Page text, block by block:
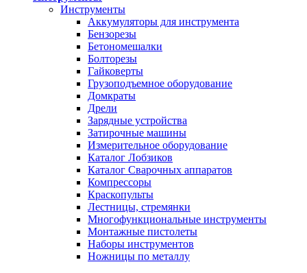
Инструменты
Аккумуляторы для инструмента
Бензорезы
Бетономешалки
Болторезы
Гайковерты
Грузоподъемное оборудование
Домкраты
Дрели
Зарядные устройства
Затирочные машины
Измерительное оборудование
Каталог Лобзиков
Каталог Сварочных аппаратов
Компрессоры
Краскопульты
Лестницы, стремянки
Многофункциональные инструменты
Монтажные пистолеты
Наборы инструментов
Ножницы по металлу